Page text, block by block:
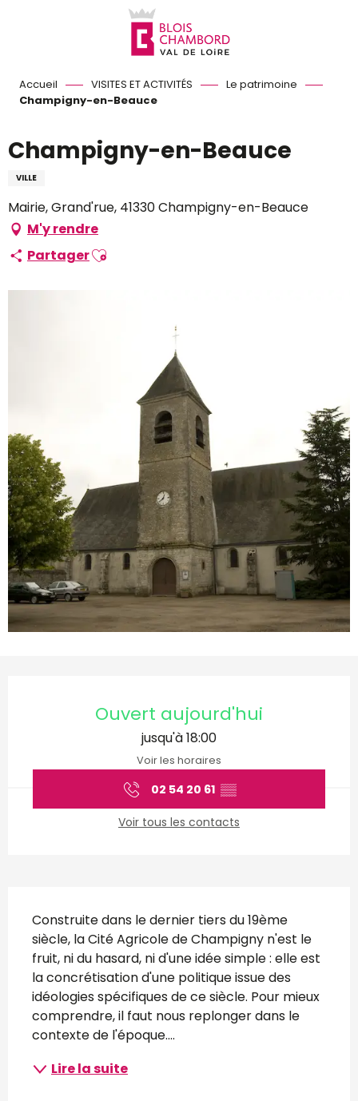
Accueil VISITES ET ACTIVITÉS
Le patrimoine
Champigny-en-Beauce
Champigny-en-Beauce
VILLE
Mairie, Grand'rue, 41330 Champigny-en-Beauce
M'y rendre
PartagerAjouter aux favoris
Ouvert aujourd'hui
jusqu'à 18:00
Voir les horaires
02 54 20 61 ▒▒
Voir tous les contacts
Description
Construite dans le dernier tiers du 19ème
siècle, la Cité Agricole de Champigny n'est le
fruit, ni du hasard, ni d'une idée simple : elle est
la concrétisation d'une politique issue des
idéologies spécifiques de ce siècle. Pour mieux
comprendre, il faut nous replonger dans le
contexte de l'époque....
Lire la suite